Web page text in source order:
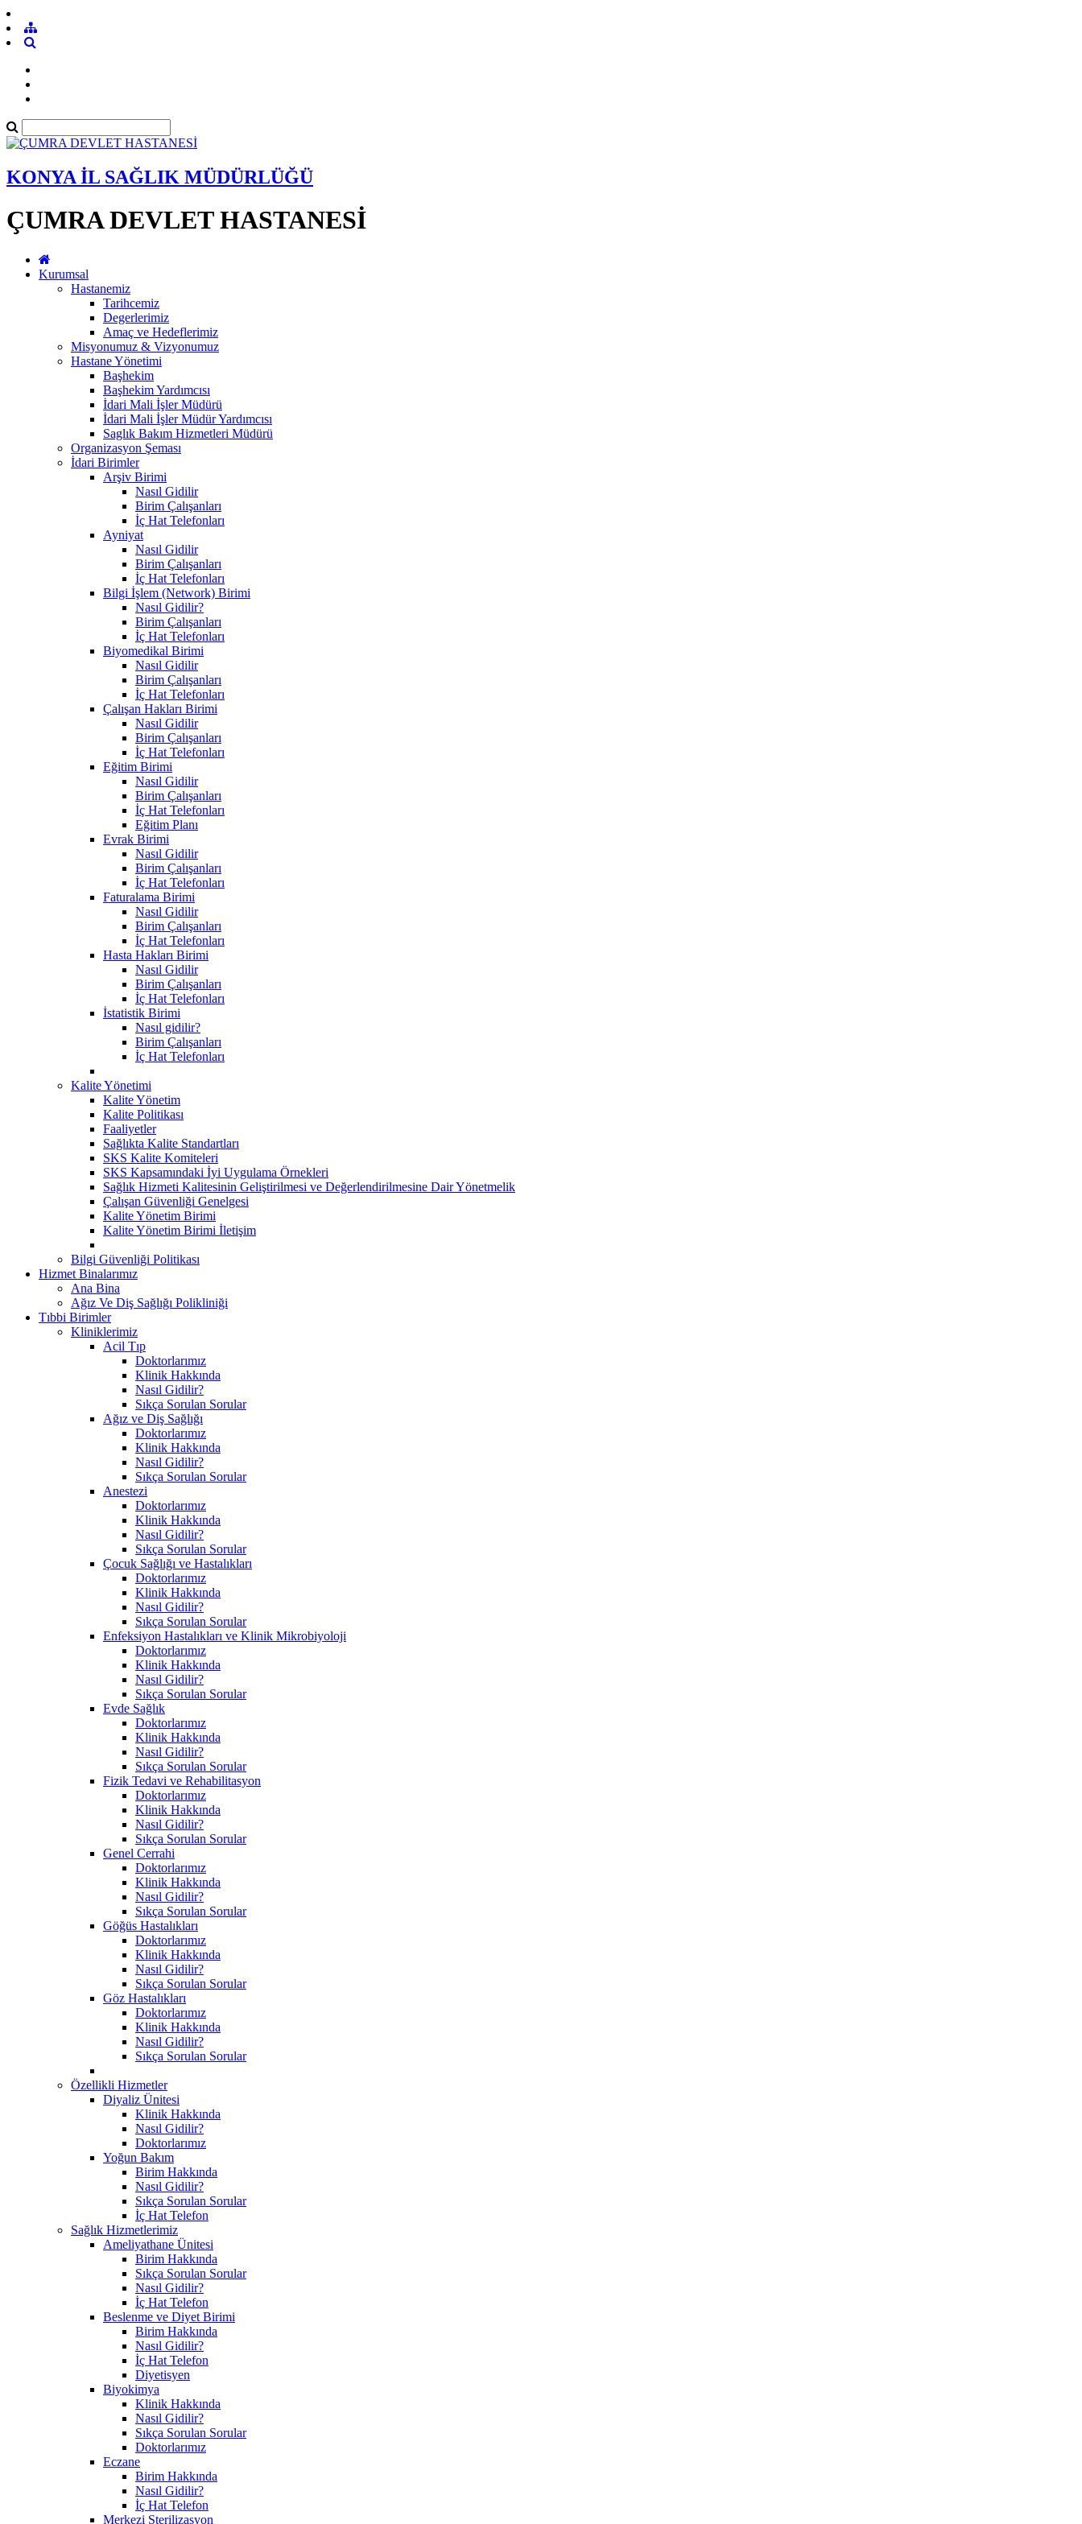
KONYA İL SAĞLIK MÜDÜRLÜĞÜ
ÇUMRA DEVLET HASTANESİ
Kurumsal
Hastanemiz
Tarihcemiz
Degerlerimiz
Amaç ve Hedeflerimiz
Misyonumuz & Vizyonumuz
Hastane Yönetimi
Başhekim
Başhekim Yardımcısı
İdari Mali İşler Müdürü
İdari Mali İşler Müdür Yardımcısı
Saglık Bakım Hizmetleri Müdürü
Organizasyon Şeması
İdari Birimler
Arşiv Birimi
Nasıl Gidilir
Birim Çalışanları
İç Hat Telefonları
Ayniyat
Nasıl Gidilir
Birim Çalışanları
İç Hat Telefonları
Bilgi İşlem (Network) Birimi
Nasıl Gidilir?
Birim Çalışanları
İç Hat Telefonları
Biyomedikal Birimi
Nasıl Gidilir
Birim Çalışanları
İç Hat Telefonları
Çalışan Hakları Birimi
Nasıl Gidilir
Birim Çalışanları
İç Hat Telefonları
Eğitim Birimi
Nasıl Gidilir
Birim Çalışanları
İç Hat Telefonları
Eğitim Planı
Evrak Birimi
Nasıl Gidilir
Birim Çalışanları
İç Hat Telefonları
Faturalama Birimi
Nasıl Gidilir
Birim Çalışanları
İç Hat Telefonları
Hasta Hakları Birimi
Nasıl Gidilir
Birim Çalışanları
İç Hat Telefonları
İstatistik Birimi
Nasıl gidilir?
Birim Çalışanları
İç Hat Telefonları
Kalite Yönetimi
Kalite Yönetim
Kalite Politikası
Faaliyetler
Sağlıkta Kalite Standartları
SKS Kalite Komiteleri
SKS Kapsamındaki İyi Uygulama Örnekleri
Sağlık Hizmeti Kalitesinin Geliştirilmesi ve Değerlendirilmesine Dair Yönetmelik
Çalışan Güvenliği Genelgesi
Kalite Yönetim Birimi
Kalite Yönetim Birimi İletişim
Bilgi Güvenliği Politikası
Hizmet Binalarımız
Ana Bina
Ağız Ve Diş Sağlığı Polikliniği
Tıbbi Birimler
Kliniklerimiz
Acil Tıp
Doktorlarımız
Klinik Hakkında
Nasıl Gidilir?
Sıkça Sorulan Sorular
Ağız ve Diş Sağlığı
Doktorlarımız
Klinik Hakkında
Nasıl Gidilir?
Sıkça Sorulan Sorular
Anestezi
Doktorlarımız
Klinik Hakkında
Nasıl Gidilir?
Sıkça Sorulan Sorular
Çocuk Sağlığı ve Hastalıkları
Doktorlarımız
Klinik Hakkında
Nasıl Gidilir?
Sıkça Sorulan Sorular
Enfeksiyon Hastalıkları ve Klinik Mikrobiyoloji
Doktorlarımız
Klinik Hakkında
Nasıl Gidilir?
Sıkça Sorulan Sorular
Evde Sağlık
Doktorlarımız
Klinik Hakkında
Nasıl Gidilir?
Sıkça Sorulan Sorular
Fizik Tedavi ve Rehabilitasyon
Doktorlarımız
Klinik Hakkında
Nasıl Gidilir?
Sıkça Sorulan Sorular
Genel Cerrahi
Doktorlarımız
Klinik Hakkında
Nasıl Gidilir?
Sıkça Sorulan Sorular
Göğüs Hastalıkları
Doktorlarımız
Klinik Hakkında
Nasıl Gidilir?
Sıkça Sorulan Sorular
Göz Hastalıkları
Doktorlarımız
Klinik Hakkında
Nasıl Gidilir?
Sıkça Sorulan Sorular
Özellikli Hizmetler
Diyaliz Ünitesi
Klinik Hakkında
Nasıl Gidilir?
Doktorlarımız
Yoğun Bakım
Birim Hakkında
Nasıl Gidilir?
Sıkça Sorulan Sorular
İç Hat Telefon
Sağlık Hizmetlerimiz
Ameliyathane Ünitesi
Birim Hakkında
Sıkça Sorulan Sorular
Nasıl Gidilir?
İç Hat Telefon
Beslenme ve Diyet Birimi
Birim Hakkında
Nasıl Gidilir?
İç Hat Telefon
Diyetisyen
Biyokimya
Klinik Hakkında
Nasıl Gidilir?
Sıkça Sorulan Sorular
Doktorlarımız
Eczane
Birim Hakkında
Nasıl Gidilir?
İç Hat Telefon
Merkezi Sterilizasyon